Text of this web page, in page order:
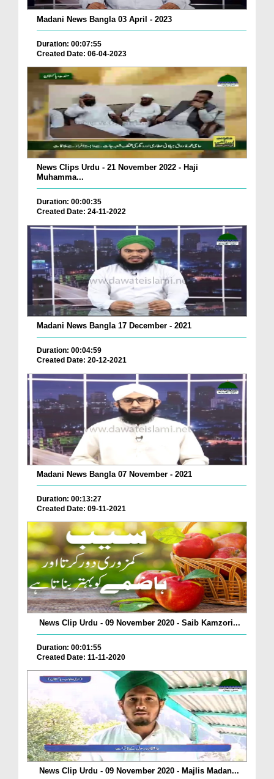
Madani News Bangla 03 April - 2023
Duration: 00:07:55
Created Date: 06-04-2023
News Clips Urdu - 21 November 2022 - Haji
Muhamma...
Duration: 00:00:35
Created Date: 24-11-2022
Madani News Bangla 17 December - 2021
Duration: 00:04:59
Created Date: 20-12-2021
Madani News Bangla 07 November - 2021
Duration: 00:13:27
Created Date: 09-11-2021
News Clip Urdu - 09 November 2020 - Saib Kamzori...
Duration: 00:01:55
Created Date: 11-11-2020
News Clip Urdu - 09 November 2020 - Majlis Madan...